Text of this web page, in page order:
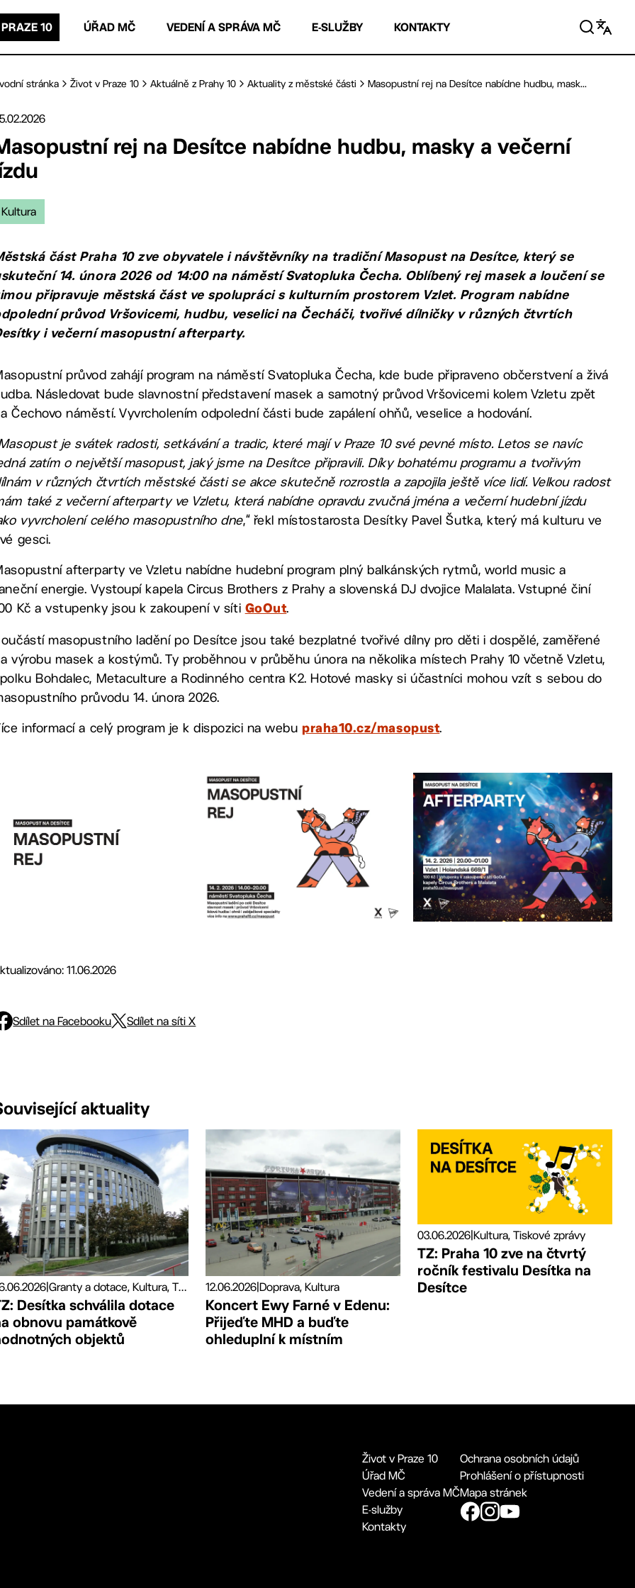
10 ÚŘAD MČ VEDENÍ A SPRÁVA MČ E-SLUŽBY KONTAKTY
stránka Život v Praze 10 Aktuálně z Prahy 10 Aktuality z městské části Masopustní rej na Desítce nabídne hudbu, mask...
rej na Desítce nabídne hudbu, masky a večerní
Kultura
část Praha 10 zve obyvatele i návštěvníky na tradiční Masopust na Desítce, který se
14. února 2026 od 14:00 na náměstí Svatopluka Čecha. Oblíbený rej masek a loučení se
připravuje městská část ve spolupráci s kulturním prostorem Vzlet. Program nabídne
průvod Vršovicemi, hudbu, veselici na Čecháči, tvořivé dílničky v různých čtvrtích
i večerní masopustní afterparty.
průvod zahájí program na náměstí Svatopluka Čecha, kde bude připraveno občerstvení a živá
Následovat bude slavnostní představení masek a samotný průvod Vršovicemi kolem Vzletu zpět
Čechovo náměstí. Vyvrcholením odpolední části bude zapálení ohňů, veselice a hodování.
je svátek radosti, setkávání a tradic, které mají v Praze 10 své pevné místo. Letos se navíc
zatím o největší masopust, jaký jsme na Desítce připravili. Díky bohatému programu a tvořivým
v různých čtvrtích městské části se akce skutečně rozrostla a zapojila ještě více lidí. Velkou radost
také z večerní afterparty ve Vzletu, která nabídne opravdu zvučná jména a večerní hudební jízdu
vyvrcholení celého masopustního dne,“ řekl místostarosta Desítky Pavel Šutka, který má kulturu ve
gesci.
afterparty ve Vzletu nabídne hudební program plný balkánských rytmů, world music a
energie. Vystoupí kapela Circus Brothers z Prahy a slovenská DJ dvojice Malalata. Vstupné činí
Kč a vstupenky jsou k zakoupení v síti GoOut.
masopustního ladění po Desítce jsou také bezplatné tvořivé dílny pro děti i dospělé, zaměřené
výrobu masek a kostýmů. Ty proběhnou v průběhu února na několika místech Prahy 10 včetně Vzletu,
Bohdalec, Metaculture a Rodinného centra K2. Hotové masky si účastníci mohou vzít s sebou do
průvodu 14. února 2026.
informací a celý program je k dispozici na webupraha10.cz/masopust.
11.06.2026
Sdílet na Facebooku Sdílet na síti X
aktuality
| Granty a dotace, Kultura, Tiskové zprávy
Desítka schválila dotace
obnovu památkově
objektů
12.06.2026|Doprava, Kultura
Koncert Ewy Farné v Edenu:
Přijeďte MHD a buďte
ohleduplní k místním
03.06.2026|Kultura, Tiskové zprávy
TZ: Praha 10 zve na čtvrtý
ročník festivalu Desítka na
Desítce
Život v Praze 10
Úřad MČ
Vedení a správa MČ
E-služby
Kontakty
Ochrana osobních údajů
Prohlášení o přístupnosti
Mapa stránek